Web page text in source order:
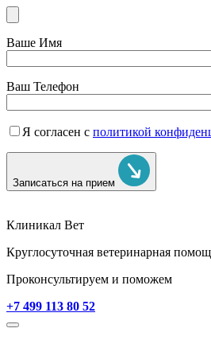
Ваше Имя
Ваш Телефон
Я согласен с политикой
Записаться на прием
Клиникал Вет
Круглосуточная ветеринарная
Проконсультируем и поможем
+7 499 113 80 52